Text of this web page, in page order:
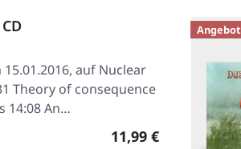
auf Nuclear
Theory of consequence
14:08 An…
Regulärer Preis:
11,99 €
Angebot